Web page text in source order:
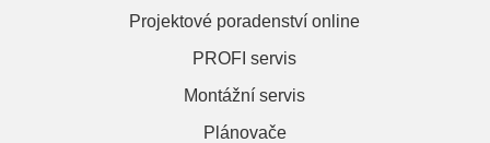
Projektové poradenství online
PROFI servis
Montážní servis
Plánovače